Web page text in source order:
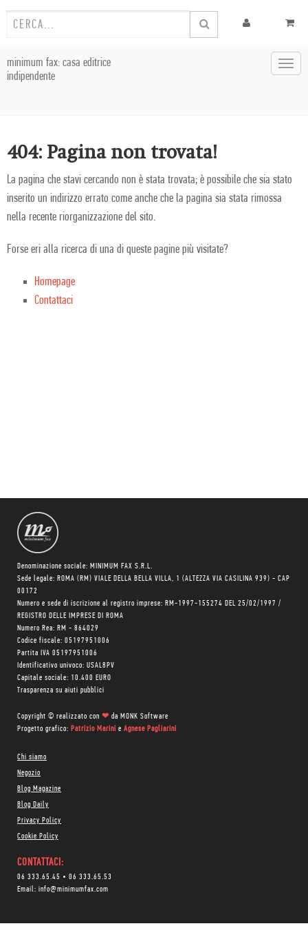
minimum fax: casa editrice
indipendente
404: Pagina non trovata!
La pagina che stavi cercando non è stata trovata; è possibile che sia stato
inserito un indirizzo errato come anche che la pagina sia stata rimossa
nella recente riorganizzazione del sito.
Forse eri alla ricerca di una di queste pagine più visitate?
Homepage
Contattaci
Denominazione sociale: MINIMUM FAX S.R.L.
Sede legale: ROMA (RM) VIALE DELLA BELLA VILLA, 1 (ALTEZZA VIA CASILINA 939) - CAP
00172
Numero e sede di iscrizione al registro imprese: RM-1997-155274 DEL 25/02/1997 /
REGISTRO DELLE IMPRESE DI ROMA
Numero Rea: RM - 864029
Codice fiscale: 05197951006
Partita IVA 05197951006
Identificativo univoco: USAL8PV
Capitale sociale: 10.400 EURO
Trasparenza su aiuti pubblici
Copyright © realizzato con ❤ da MONK Software
Progetto grafico: Patrizio Marini e Agnese Pagliarini
Chi siamo
Negozio
Blog Magazine
Blog Daily
Privacy Policy
Cookie Policy
CONTATTACI:
06 333.65.45 • 06 333.65.53
Email: info@minimumfax.com